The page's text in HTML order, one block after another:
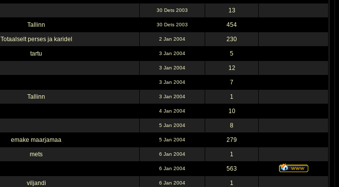
30 Dets 2003 13
Tallinn 30 Dets 2003 454
Totaalselt perses ja karidel 2 Jan 2004 230
tartu 3 Jan 2004 5
3 Jan 2004 12
3 Jan 2004 7
Tallinn 3 Jan 2004 1
4 Jan 2004 10
5 Jan 2004 8
emake maarjamaa 5 Jan 2004 279
mets 6 Jan 2004 1
6 Jan 2004 563
viljandi 6 Jan 2004 1